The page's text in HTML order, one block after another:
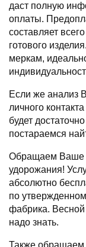
даст полную
оплаты.
составляет
готового
меркам,
Если же анализ
личного
будет
постараемся
Обращаем Ваше
удорожания!
абсолютно
по
фабрика.
надо знать.
Также обращаем